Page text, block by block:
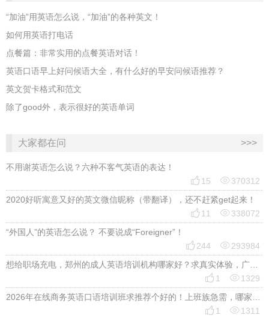
“加油”用英语怎么说，“加油”的各种英文！
如何用英语打电话
点餐篇：非常实用的点餐英语对话！
英语口语早上好问候语大全，有什么好的早安问候语推荐？
英文贺卡格式和范文
除了good外，表示很好的英语单词
大家都在问 >>>
不用谢英语怎么说？六种不客气英语的表达！
 15 370312
2020好听寓意又好的英文微信昵称（带翻译），还不赶紧get起来！
 11 338072
“外国人”的英语怎么说？ 不要说成“Foreigner”！
 244 293984
想给职场充电，郑州的成人英语培训机构哪家好？求真实体验，广告勿扰，感谢！
 1 1329
2026年在线商务英语口语培训班求推荐个好的！上班族急需，哪家好？
 1 1311